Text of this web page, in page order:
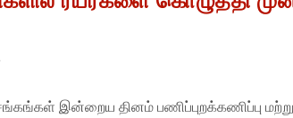
இன்றைய தினம் பணிப்புறக்கணிப்பு